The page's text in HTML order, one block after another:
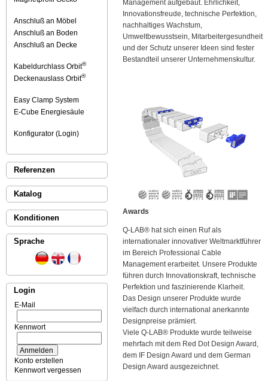
Anschluß an Möbel
Anschluß an Boden
Anschluß an Decke
Kabeldurchlass Orbit®
Deckenauslass Orbit®
Easy Clamp System
E-Cube Energiesäule
Konfigurator (Login)
Referenzen
Katalog
Konditionen
Sprache
Login
E-Mail
Kennwort
Konto erstellen
Kennwort vergessen
Management aufgebaut. Ehrlichkeit,
Innovationsfreude, technische Perfektion,
nachhaltiges Wachstum,
Umweltbewusstsein, Mitarbeitergesundheit
und der Schutz unserer Ideen sind fester
Bestandteil unserer Unternehmenskultur.
Awards
Q-LAB® hat sich einen Ruf als
internationaler innovativer Weltmarktführer
im Bereich Professional Cable
Management erarbeitet. Unsere Produkte
führen durch Innovationskraft, technische
Perfektion und faszinierende Klarheit.
Das Design unserer Produkte wurde
vielfach durch international anerkannte
Designpreise prämiert.
Viele Q-LAB® Produkte wurde teilweise
mehrfach mit dem Red Dot Design Award,
dem IF Design Award und dem German
Design Award ausgezeichnet.